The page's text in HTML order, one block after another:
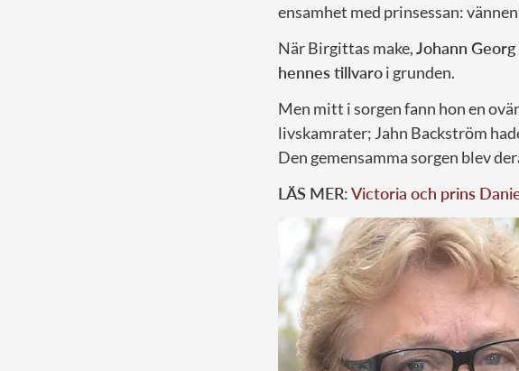
ensamhet med prinsessan: vännen
När Birgittas make,Johann
hennes tillvaroi grunden.
Men mitt i sorgen fann hon en
livskamrater; Jahn Backström
Den gemensamma sorgen blev
LÄS MER:Victoria och prins